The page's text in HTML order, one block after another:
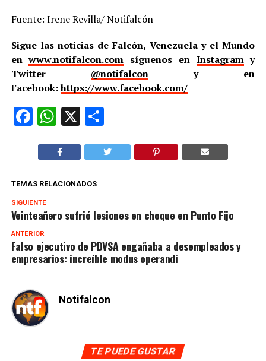
Fuente: Irene Revilla/ Notifalcón
Sigue las noticias de Falcón, Venezuela y el Mundo
enwww.notifalcon.com síguenos en Instagramy
Twitter @notifalcony en
Facebook:https://www.facebook.com/
Facebook
WhatsApp
X Compartir
TEMAS RELACIONADOS
SIGUIENTE
Veinteañero sufrió lesiones en choque en Punto Fijo
ANTERIOR
Falso ejecutivo de PDVSA engañaba a desempleados y
empresarios: increíble modus operandi
Notifalcon
TE PUEDE GUSTAR